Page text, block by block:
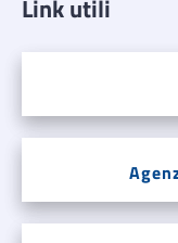
Link utili